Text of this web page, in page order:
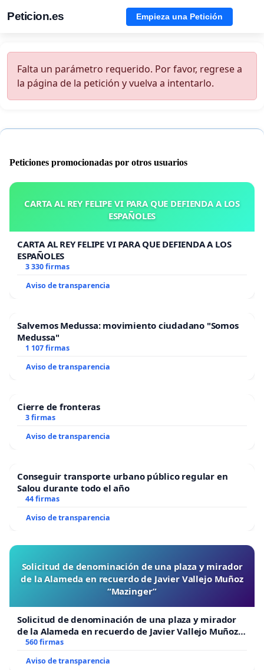
Peticion.es Empieza una Petición
Falta un parámetro requerido. Por favor, regrese a
la página de la petición y vuelva a intentarlo.
Peticiones promocionadas por otros usuarios
CARTA AL REY FELIPE VI PARA QUE DEFIENDA A LOS
ESPAÑOLES
CARTA AL REY FELIPE VI PARA QUE DEFIENDA A LOS
ESPAÑOLES
3 330 firmas
Aviso de transparencia
Salvemos Medussa: movimiento ciudadano "Somos
Medussa"
1 107 firmas
Aviso de transparencia
Cierre de fronteras
3 firmas
Aviso de transparencia
Conseguir transporte urbano público regular en
Salou durante todo el año
44 firmas
Aviso de transparencia
Solicitud de denominación de una plaza y mirador
de la Alameda en recuerdo de Javier Vallejo Muñoz
“Mazinger”
Solicitud de denominación de una plaza y mirador
de la Alameda en recuerdo de Javier Vallejo Muñoz
“Mazinger”
560 firmas
Aviso de transparencia